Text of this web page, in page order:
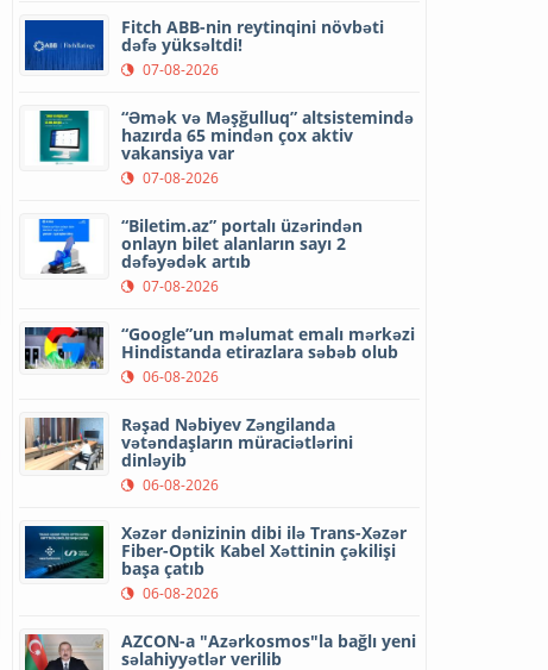
Fitch ABB-nin reytinqini növbəti
dəfə yüksəltdi!
07-08-2026
“Əmək və Məşğulluq” altsistemində
hazırda 65 mindən çox aktiv
vakansiya var
07-08-2026
“Biletim.az” portalı üzərindən
onlayn bilet alanların sayı 2
dəfəyədək artıb
07-08-2026
“Google”un məlumat emalı mərkəzi
Hindistanda etirazlara səbəb olub
06-08-2026
Rəşad Nəbiyev Zəngilanda
vətəndaşların müraciətlərini
dinləyib
06-08-2026
Xəzər dənizinin dibi ilə Trans-Xəzər
Fiber-Optik Kabel Xəttinin çəkilişi
başa çatıb
06-08-2026
AZCON-a "Azərkosmos"la bağlı yeni
səlahiyyətlər verilib